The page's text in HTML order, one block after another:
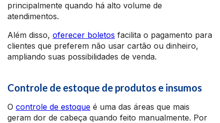
principalmente quando há alto volume de
atendimentos.
Além disso, oferecer boletos facilita o pagamento para
clientes que preferem não usar cartão ou dinheiro,
ampliando suas possibilidades de venda.
Controle de estoque de produtos e insumos
O controle de estoque é uma das áreas que mais
geram dor de cabeça quando feito manualmente. Por